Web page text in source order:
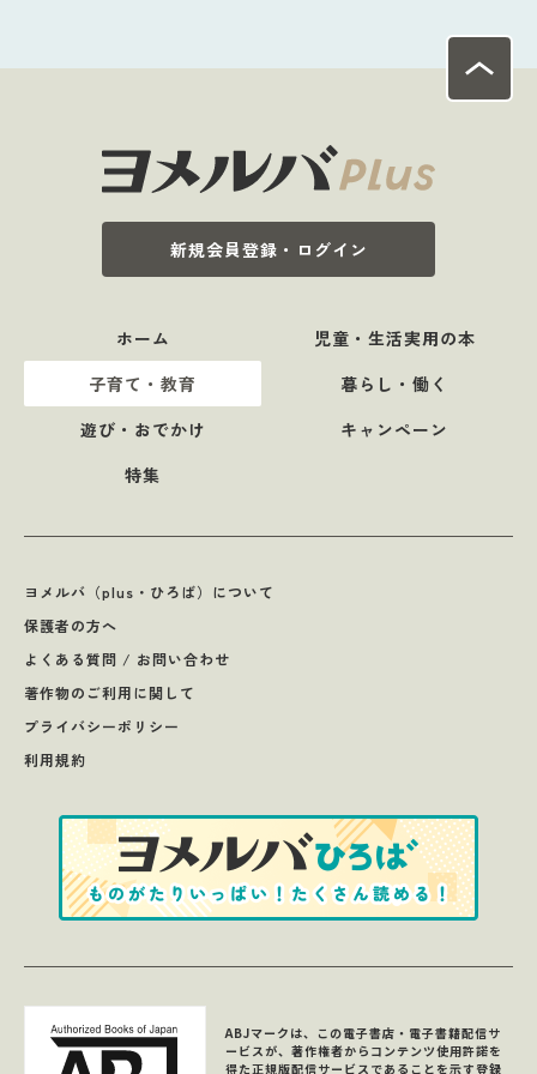
新規会員登録・ログイン
ホーム
児童・生活実用の本
子育て・教育
暮らし・働く
遊び・おでかけ
キャンペーン
特集
ヨメルバ（plus・ひろば）について
保護者の方へ
よくある質問 / お問い合わせ
著作物のご利用に関して
プライバシーポリシー
利用規約
ABJマークは、この電子書店・電子書籍配信サ
ービスが、著作権者からコンテンツ使用許諾を
得た正規版配信サービスであることを示す登録